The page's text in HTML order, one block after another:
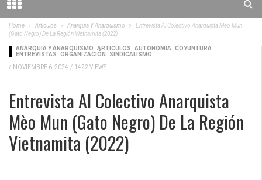
Home Articulos Anarquía Y Anarquismo
Entrevista Al Colectivo Anarquista Mèo Mun
(Gato Negro) De La Región Vietnamita (2022)
ANARQUÍA Y ANARQUISMO ARTICULOS AUTONOMÍA
COYUNTURA
ENTREVISTAS
ORGANIZACIÓN
SINDICALISMO
/ NOVIEMBRE 6, 2024 / 1422 VIEWS
Entrevista Al Colectivo Anarquista
Mèo Mun (Gato Negro) De La Región
Vietnamita (2022)